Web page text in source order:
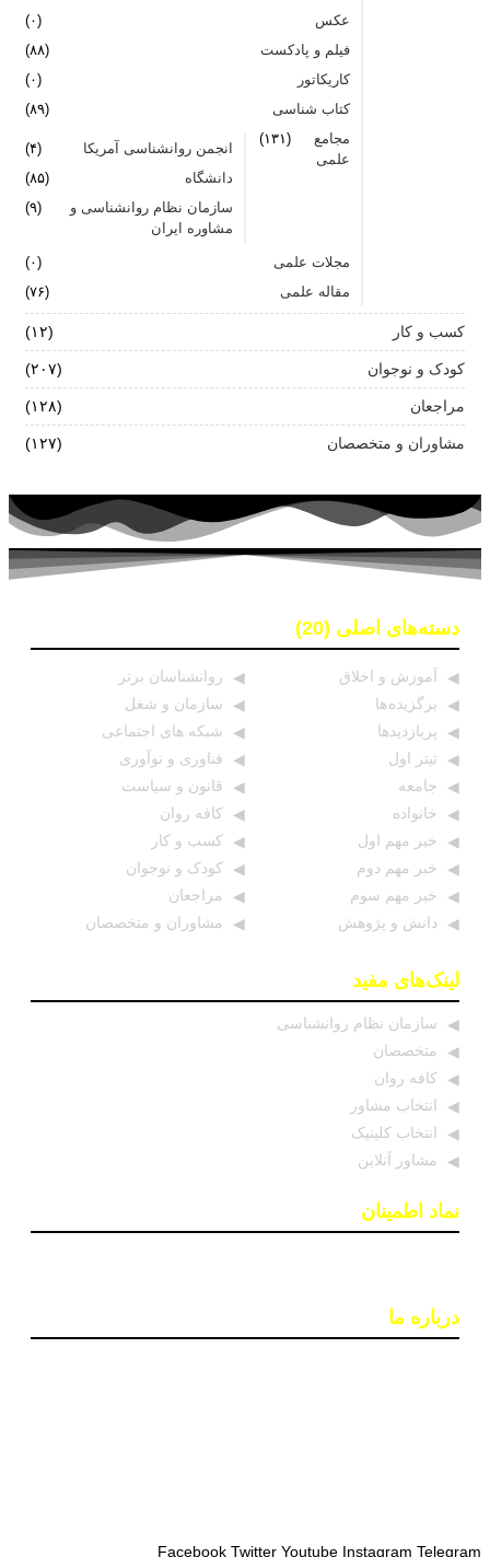
عکس
(۰)
فیلم و پادکست
(۸۸)
کاریکاتور
(۰)
کتاب شناسی
(۸۹)
مجامع
علمی
(۱۳۱)
انجمن روانشناسی آمریکا
(۴)
دانشگاه
(۸۵)
سازمان نظام روانشناسی و
مشاوره ایران
(۹)
مجلات علمی
(۰)
مقاله علمی
(۷۶)
کسب و کار (۱۲)
کودک و نوجوان (۲۰۷)
مراجعان (۱۲۸)
مشاوران و متخصصان (۱۲۷)
دسته‌های اصلی (20)
آموزش و اخلاق
برگزیده ها
پربازدیدها
تیتر اول
جامعه
خانواده
خبر مهم اول
خبر مهم دوم
خبر مهم سوم
دانش و پژوهش
روانشناسان برتر
سازمان و شغل
شبکه های اجتماعی
فناوری و نوآوری
قانون و سیاست
کافه روان
کسب و کار
کودک و نوجوان
مراجعان
مشاوران و متخصصان
لینک‌های مفید
سازمان نظام روانشناسی
متخصصان
کافه روان
انتخاب مشاور
انتخاب کلینیک
مشاور آنلاین
نماد اطمینان
درباره ما
Facebook Twitter Youtube Instagram Telegram